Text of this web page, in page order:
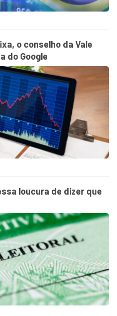
o conselho da Vale
do Google
loucura de dizer que